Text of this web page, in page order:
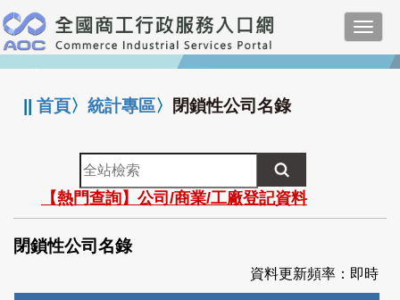
跳
到
主
要
:::
||首頁〉統計專區〉 閉鎖性公司名錄
全
站
檢
索
【熱門查詢】公司/商業/工廠登記資料
閉鎖性公司名錄
資料更新頻率：即時